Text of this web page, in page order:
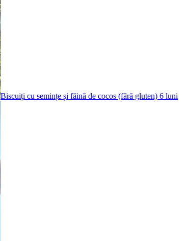
Biscuiți cu semințe și făină de cocos (fără gluten) 6 luni